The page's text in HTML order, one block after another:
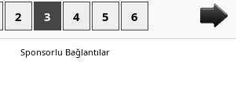
2 3 4 5 6
Sponsorlu Bağlantılar